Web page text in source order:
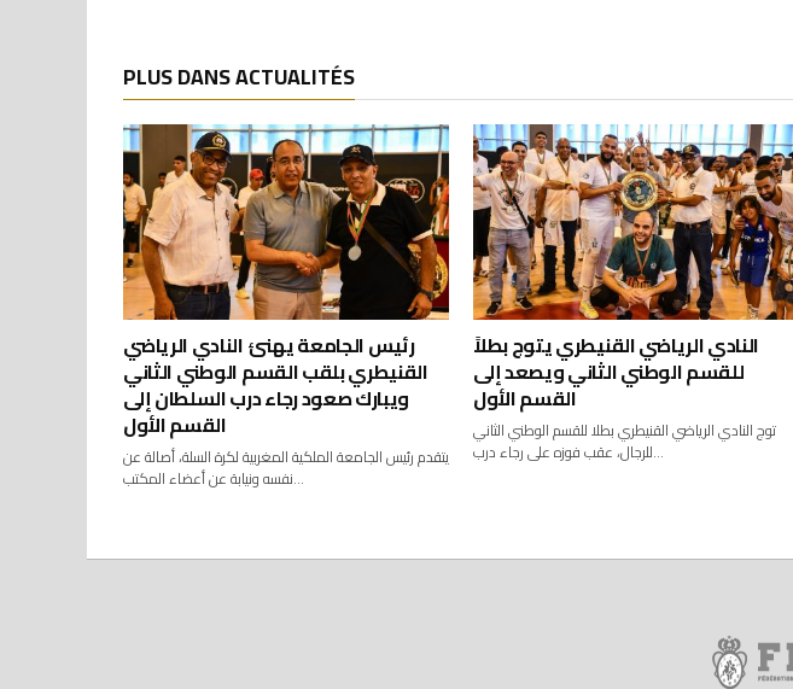
PLUS DANS ACTUALITÉS
رئيس الجامعة يهنئ النادي الرياضي
القنيطري بلقب القسم الوطني الثاني
ويبارك صعود رجاء درب السلطان إلى
القسم الأول
يتقدم رئيس الجامعة الملكية المغربية لكرة السلة، أصالة عن
نفسه ونيابة عن أعضاء المكتب...
النادي الرياضي القنيطري يتوج بطلاً
للقسم الوطني الثاني ويصعد إلى
القسم الأول
توج النادي الرياضي القنيطري بطلا للقسم الوطني الثاني
للرجال، عقب فوزه على رجاء درب...